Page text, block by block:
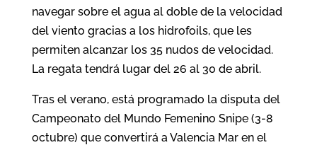
navegar sobre el agua al doble de la velocidad
del viento gracias a los hidrofoils, que les
permiten alcanzar los 35 nudos de velocidad.
La regata tendrá lugar del 26 al 30 de abril.
Tras el verano, está programado la disputa del
Campeonato del Mundo Femenino Snipe (3-8
octubre) que convertirá a Valencia Mar en el